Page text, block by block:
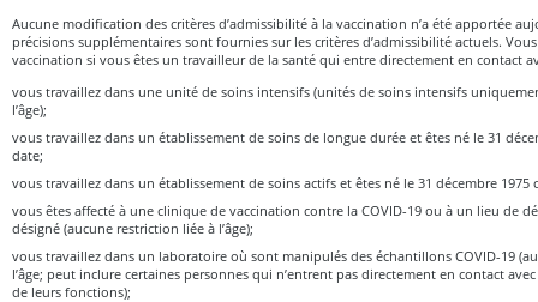
Aucune modification des critères d’admissibilité à la vaccination n’a été apportée
précisions supplémentaires sont fournies sur les critères d’admissibilité actuels.
vaccination si vous êtes un travailleur de la santé qui entre directement en contact
vous travaillez dans une unité de soins intensifs (unités de soins intensifs
l’âge);
vous travaillez dans un établissement de soins de longue durée et êtes né le 31
date;
vous travaillez dans un établissement de soins actifs et êtes né le 31 décembre
vous êtes affecté à une clinique de vaccination contre la COVID-19 ou à un lieu de
désigné (aucune restriction liée à l’âge);
vous travaillez dans un laboratoire où sont manipulés des échantillons COVID-19
l’âge; peut inclure certaines personnes qui n’entrent pas directement en contact
de leurs fonctions);